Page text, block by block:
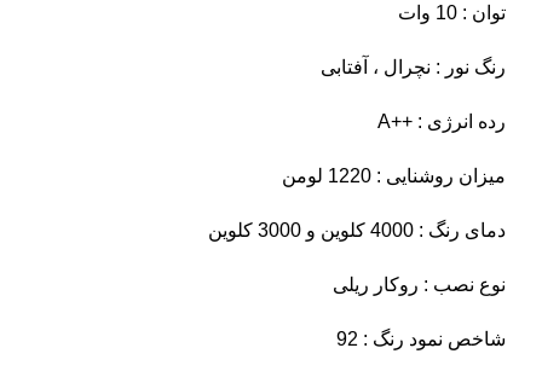
توان : 10 وات
رنگ نور : نچرال ، آفتابی
رده انرژی : ++A
میزان روشنایی : 1220 لومن
دمای رنگ : 4000 کلوین و 3000 کلوین
نوع نصب : روکار ریلی
شاخص نمود رنگ : 92